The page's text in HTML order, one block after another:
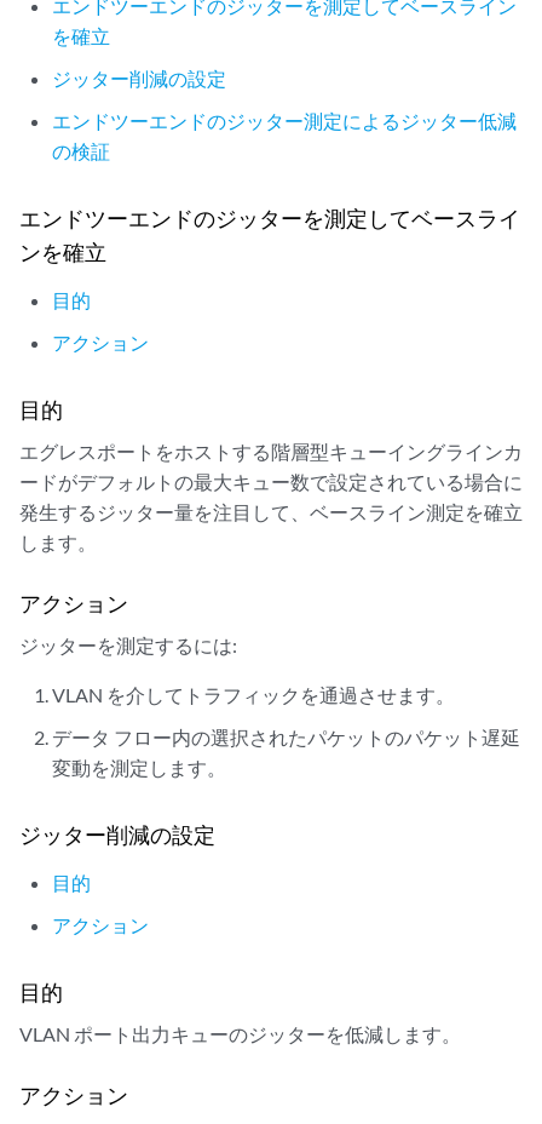
    queue 0 be;
    queue 2 af;
traffic-control-profiles {
        scheduler-map smap_jitter;
        shaping-rate 6g;
    }
    xe-2/0/0 {
            classifiers {
                ieee-802.1 ieee_jitter;
            }
        }
    }
    xe-5/0/0 {
        }
    }
scheduler-maps {
        forwarding-class be scheduler be_sch;
        forwarding-class ef scheduler ef_sch;
        forwarding-class nc scheduler nc_sch;
    be_sch {
    }
        priority low;
    af_sch {
エンドツーエンドのジッターを測定してベースライン
を確立
ジッター削減の設定
エンドツーエンドのジッター測定によるジッター低減
の検証
エンドツーエンドのジッターを測定してベースライ
ンを確立
目的
アクション
目的
エグレスポートをホストする階層型キューイングラインカ
ードがデフォルトの最大キュー数で設定されている場合に
発生するジッター量を注目して、ベースライン測定を確立
します。
アクション
ジッターを測定するには:
VLAN を介してトラフィックを通過させます。
データ フロー内の選択されたパケットのパケット遅延
変動を測定します。
ジッター削減の設定
目的
アクション
目的
VLAN ポート出力キューのジッターを低減します。
アクション